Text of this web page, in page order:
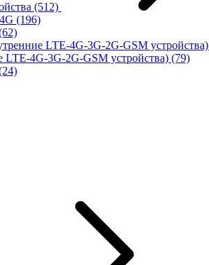
(512)
(196)
LTE-4G-3G-2G-GSM устройства)
4G-3G-2G-GSM устройства) (79)